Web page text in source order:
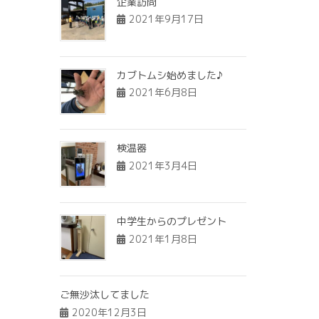
2021年9月17日
カブトムシ始めました♪
2021年6月8日
検温器
2021年3月4日
中学生からのプレゼント
2021年1月8日
ご無沙汰してました
2020年12月3日